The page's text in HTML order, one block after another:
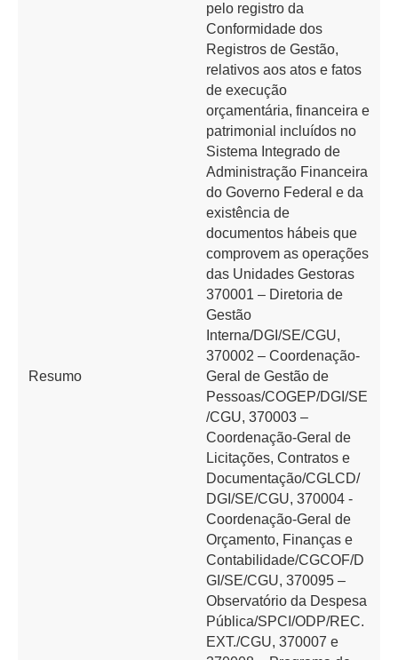
Resumo
pelo registro da
Conformidade dos
Registros de Gestão,
relativos aos atos e fatos
de execução
orçamentária, financeira e
patrimonial incluídos no
Sistema Integrado de
Administração Financeira
do Governo Federal e da
existência de
documentos hábeis que
comprovem as operações
das Unidades Gestoras
370001 – Diretoria de
Gestão
Interna/DGI/SE/CGU,
370002 – Coordenação-
Geral de Gestão de
Pessoas/COGEP/DGI/SE
/CGU, 370003 –
Coordenação-Geral de
Licitações, Contratos e
Documentação/CGLCD/
DGI/SE/CGU, 370004 -
Coordenação-Geral de
Orçamento, Finanças e
Contabilidade/CGCOF/D
GI/SE/CGU, 370095 –
Observatório da Despesa
Pública/SPCI/ODP/REC.
EXT./CGU, 370007 e